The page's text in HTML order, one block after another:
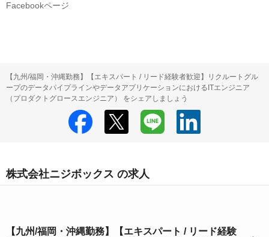
Facebookページ
【九州/福岡・沖縄勤務】【エキスパート / リード経験者歓迎】リクルートグル
ープのデータパイプラインやデータアプリケーションにおけるITエンジニア
（プロダクトグロースエンジニア） をシェアしましょう
株式会社ニジボックス の求人
【九州/福岡・沖縄勤務】【エキスパート / リード経験